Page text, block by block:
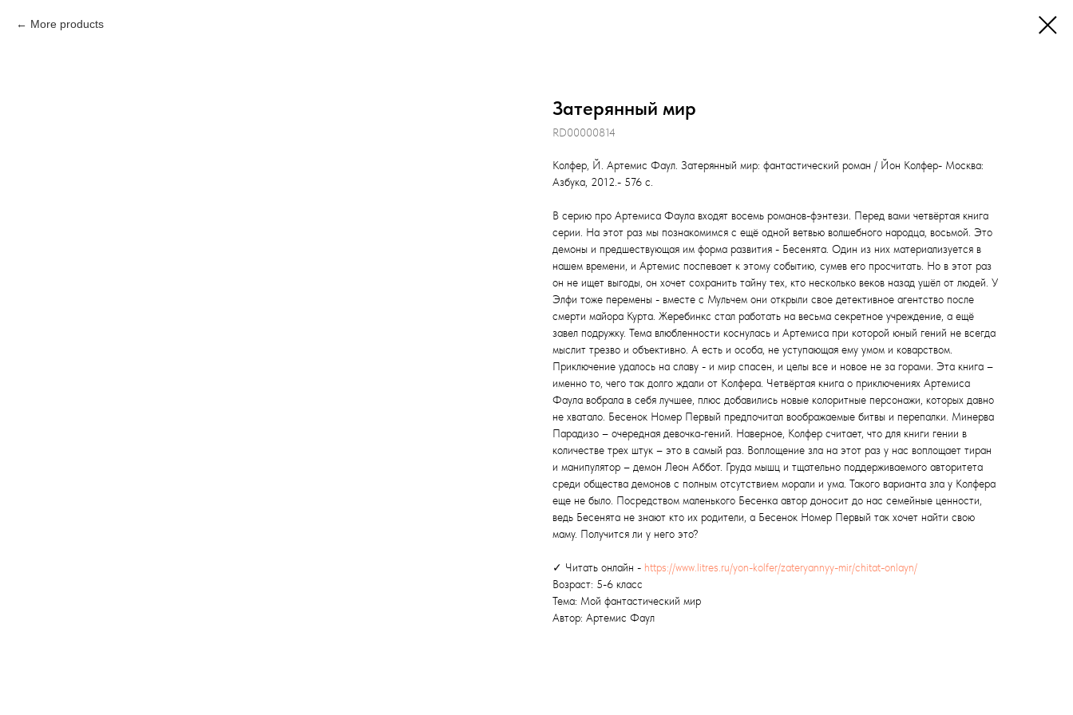
More products
Затерянный мир
RD00000814
Колфер, Й. Артемис Фаул. Затерянный мир: фантастический роман / Йон Колфер- Москва:
Азбука, 2012.- 576 с.
В серию про Артемиса Фаула входят восемь романов-фэнтези. Перед вами четвёртая книга
серии. На этот раз мы познакомимся с ещё одной ветвью волшебного народца, восьмой. Это
демоны и предшествующая им форма развития - Бесенята. Один из них материализуется в
нашем времени, и Артемис поспевает к этому событию, сумев его просчитать. Но в этот раз
он не ищет выгоды, он хочет сохранить тайну тех, кто несколько веков назад ушёл от людей. У
Элфи тоже перемены - вместе с Мульчем они открыли свое детективное агентство после
смерти майора Курта. Жеребинкс стал работать на весьма секретное учреждение, а ещё
завел подружку. Тема влюбленности коснулась и Артемиса при которой юный гений не всегда
мыслит трезво и объективно. А есть и особа, не уступающая ему умом и коварством.
Приключение удалось на славу - и мир спасен, и целы все и новое не за горами. Эта книга –
именно то, чего так долго ждали от Колфера. Четвёртая книга о приключениях Артемиса
Фаула вобрала в себя лучшее, плюс добавились новые колоритные персонажи, которых давно
не хватало. Бесенок Номер Первый предпочитал воображаемые битвы и перепалки. Минерва
Парадизо – очередная девочка-гений. Наверное, Колфер считает, что для книги гении в
количестве трех штук – это в самый раз. Воплощение зла на этот раз у нас воплощает тиран
и манипулятор – демон Леон Аббот. Груда мышц и тщательно поддерживаемого авторитета
среди общества демонов с полным отсутствием морали и ума. Такого варианта зла у Колфера
еще не было. Посредством маленького Бесенка автор доносит до нас семейные ценности,
ведь Бесенята не знают кто их родители, а Бесенок Номер Первый так хочет найти свою
маму. Получится ли у него это?
✓ Читать онлайн - https://www.litres.ru/yon-kolfer/zateryannyy-mir/chitat-onlayn/
Возраст: 5-6 класс
Тема: Мой фантастический мир
Автор: Артемис Фаул